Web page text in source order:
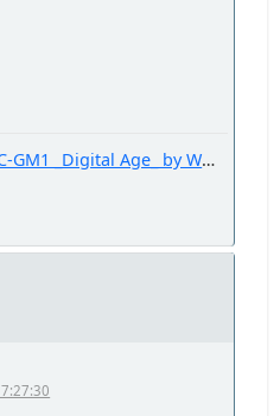
Age_ by Welter Oberfell.jpg